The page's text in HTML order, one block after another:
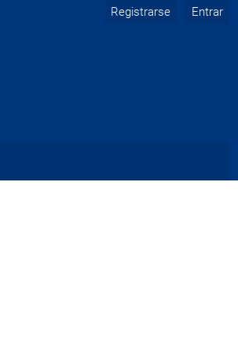
Registrarse Entrar